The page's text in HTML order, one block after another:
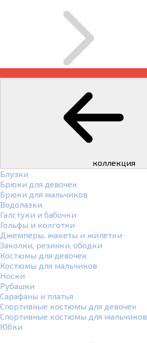
коллекция
Блузки
Брюки для девочек
Брюки для мальчиков
Водолазки
Галстуки и бабочки
Гольфы и колготки
Джемперы, жакеты и жилетки
Заколки, резинки, ободки
Костюмы для девочек
Костюмы для мальчиков
Носки
Рубашки
Сарафаны и платья
Спортивные костюмы для девочек
Спортивные костюмы для мальчиков
Юбки